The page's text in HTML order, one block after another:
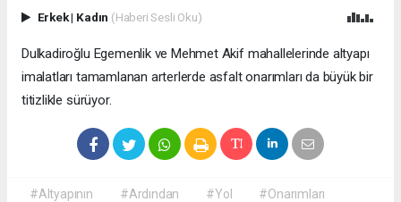
Erkek| Kadın (Haberi Sesli Oku)
Dulkadiroğlu Egemenlik ve Mehmet Akif mahallelerinde altyapı
imalatları tamamlanan arterlerde asfalt onarımları da büyük bir
titizlikle sürüyor.
#Altyapının #Ardından #Yol
#Onarımları